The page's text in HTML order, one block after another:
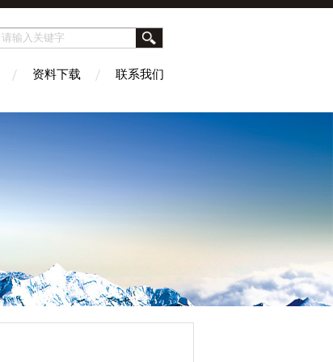
资料下载 联系我们